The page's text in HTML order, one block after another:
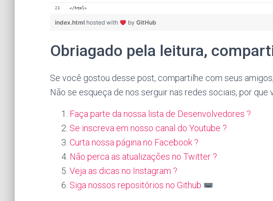
</html>
index.html hosted with by GitHub
Obriagado pela leitura,
Se você gostou desse post, compartilhe com seus
Não se esqueça de nos serguir nas redes sociais, por que
Faça parte da nossa lista de Desenvolvedores ?
Se inscreva em nosso canal do Youtube ?
Curta nossa página no Facebook ?
Não perca as atualizações no Twitter ?
Veja as dicas no Instagram ?
Siga nossos repositórios no Github